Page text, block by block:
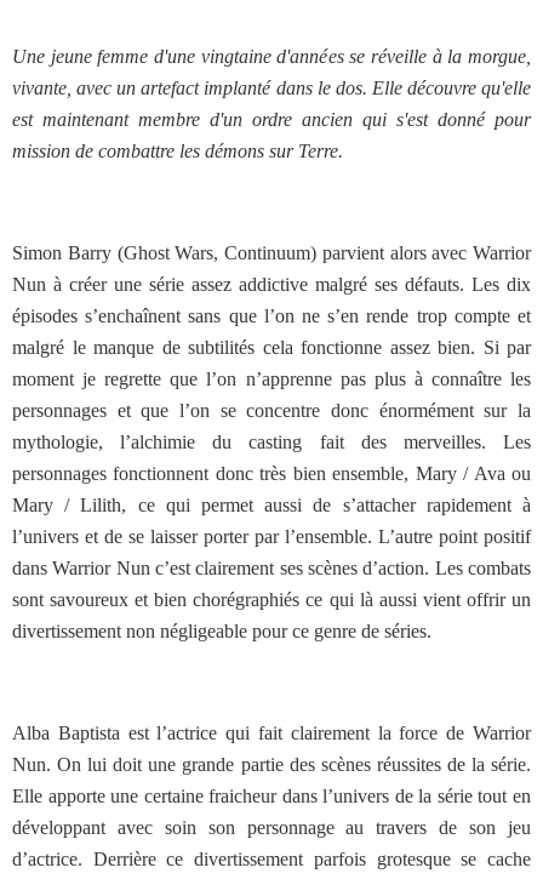
Une jeune femme d'une vingtaine d'années se réveille à la morgue,
vivante, avec un artefact implanté dans le dos. Elle découvre qu'elle
est maintenant membre d'un ordre ancien qui s'est donné pour
mission de combattre les démons sur Terre.
Simon Barry (Ghost Wars, Continuum) parvient alors avec Warrior
Nun à créer une série assez addictive malgré ses défauts. Les dix
épisodes s’enchaînent sans que l’on ne s’en rende trop compte et
malgré le manque de subtilités cela fonctionne assez bien. Si par
moment je regrette que l’on n’apprenne pas plus à connaître les
personnages et que l’on se concentre donc énormément sur la
mythologie, l’alchimie du casting fait des merveilles. Les
personnages fonctionnent donc très bien ensemble, Mary / Ava ou
Mary / Lilith, ce qui permet aussi de s’attacher rapidement à
l’univers et de se laisser porter par l’ensemble. L’autre point positif
dans Warrior Nun c’est clairement ses scènes d’action. Les combats
sont savoureux et bien chorégraphiés ce qui là aussi vient offrir un
divertissement non négligeable pour ce genre de séries.
Alba Baptista est l’actrice qui fait clairement la force de Warrior
Nun. On lui doit une grande partie des scènes réussites de la série.
Elle apporte une certaine fraicheur dans l’univers de la série tout en
développant avec soin son personnage au travers de son jeu
d’actrice. Derrière ce divertissement parfois grotesque se cache